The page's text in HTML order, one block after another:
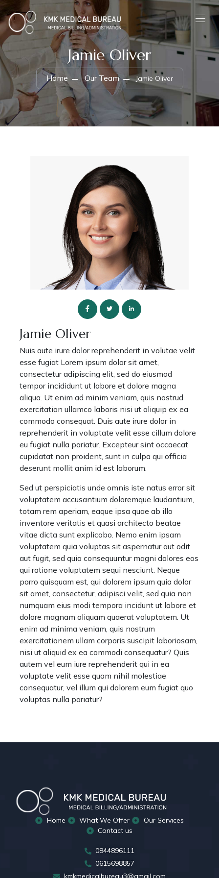
Jamie Oliver
Home Our Team Jamie Oliver
Jamie Oliver
Nuis aute irure dolor reprehenderit in volutae velit
esse fugiat Lorem ipsum dolor sit amet,
consectetur adipiscing elit, sed do eiusmod
tempor incididunt ut labore et dolore magna
aliqua. Ut enim ad minim veniam, quis nostrud
exercitation ullamco laboris nisi ut aliquip ex ea
commodo consequat. Duis aute irure dolor in
reprehenderit in voluptate velit esse cillum dolore
eu fugiat nulla pariatur. Excepteur sint occaecat
cupidatat non proident, sunt in culpa qui officia
deserunt mollit anim id est laborum.
Sed ut perspiciatis unde omnis iste natus error sit
voluptatem accusantium doloremque laudantium,
totam rem aperiam, eaque ipsa quae ab illo
inventore veritatis et quasi architecto beatae
vitae dicta sunt explicabo. Nemo enim ipsam
voluptatem quia voluptas sit aspernatur aut odit
aut fugit, sed quia consequuntur magni dolores eos
qui ratione voluptatem sequi nesciunt. Neque
porro quisquam est, qui dolorem ipsum quia dolor
sit amet, consectetur, adipisci velit, sed quia non
numquam eius modi tempora incidunt ut labore et
dolore magnam aliquam quaerat voluptatem. Ut
enim ad minima veniam, quis nostrum
exercitationem ullam corporis suscipit laboriosam,
nisi ut aliquid ex ea commodi consequatur? Quis
autem vel eum iure reprehenderit qui in ea
voluptate velit esse quam nihil molestiae
consequatur, vel illum qui dolorem eum fugiat quo
voluptas nulla pariatur?
Home What We Offer
Our Services
Contact us
0844896111
0615698857
kmkmedicalbureau3@gmail.com